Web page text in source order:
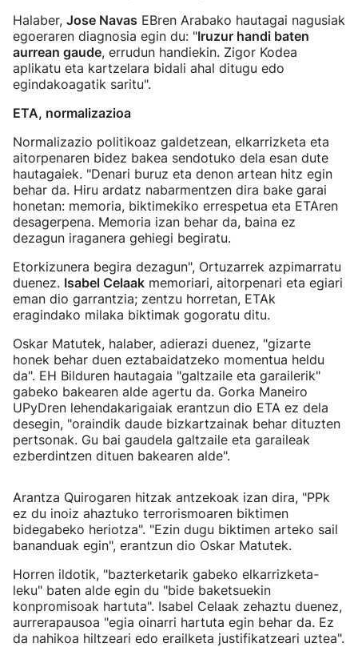
Halaber, Jose Navas EBren Arabako hautagai nagusiak
egoeraren diagnosia egin du: "Iruzur handi baten
aurrean gaude, errudun handiekin. Zigor Kodea
aplikatu eta kartzelara bidali ahal ditugu edo
egindakoagatik saritu".
ETA, normalizazioa
Normalizazio politikoaz galdetzean, elkarrizketa eta
aitorpenaren bidez bakea sendotuko dela esan dute
hautagaiek. "Denari buruz eta denon artean hitz egin
behar da. Hiru ardatz nabarmentzen dira bake garai
honetan: memoria, biktimekiko errespetua eta ETAren
desagerpena. Memoria izan behar da, baina ez
dezagun iraganera gehiegi begiratu.
Etorkizunera begira dezagun", Ortuzarrek azpimarratu
duenez. Isabel Celaak memoriari, aitorpenari eta egiari
eman dio garrantzia; zentzu horretan, ETAk
eragindako milaka biktimak gogoratu ditu.
Oskar Matutek, halaber, adierazi duenez, "gizarte
honek behar duen eztabaidatzeko momentua heldu
da". EH Bilduren hautagaia "galtzaile eta garailerik"
gabeko bakearen alde agertu da. Gorka Maneiro
UPyDren lehendakarigaiak erantzun dio ETA ez dela
desegin, "oraindik daude bizkartzainak behar dituzten
pertsonak. Gu bai gaudela galtzaile eta garaileak
ezberdintzen dituen bakearen alde".
Arantza Quirogaren hitzak antzekoak izan dira, "PPk
ez du inoiz ahaztuko terrorismoaren biktimen
bidegabeko heriotza". "Ezin dugu biktimen arteko sail
bananduak egin", erantzun dio Oskar Matutek.
Horren ildotik, "bazterketarik gabeko elkarrizketa-
leku" baten alde egin du "bide baketsuekin
konpromisoak hartuta". Isabel Celaak zehaztu duenez,
aurrerapausoa "egia oinarri hartuta egin behar da. Ez
da nahikoa hiltzeari edo erailketa justifikatzeari uztea".